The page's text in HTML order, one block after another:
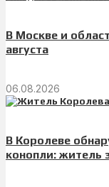
В Москве и
августа
06.08.2026
В Королеве
конопли: житель